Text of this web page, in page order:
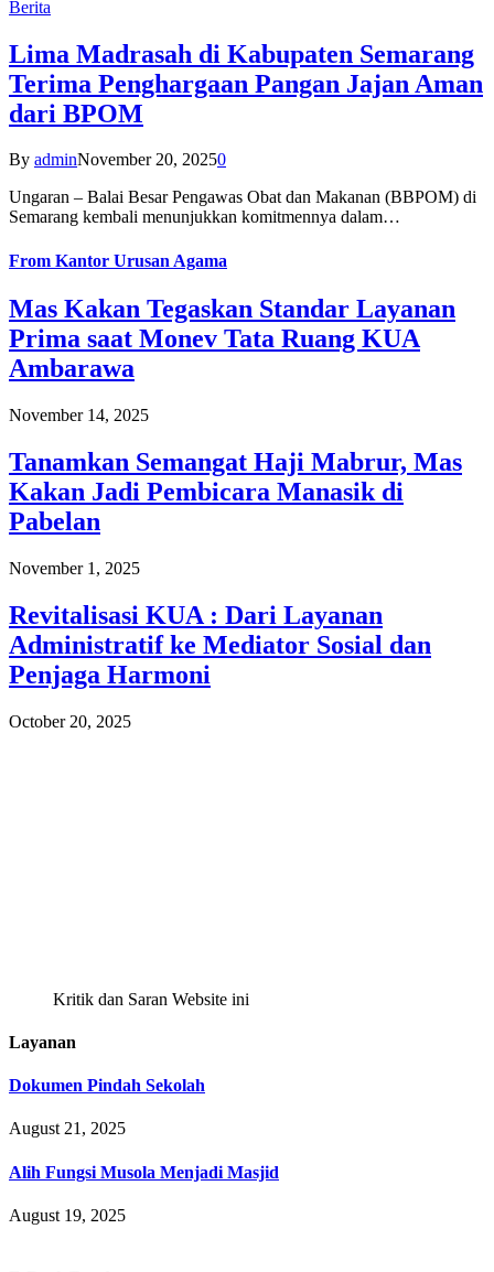
Berita
Lima Madrasah di Kabupaten Semarang
Terima Penghargaan Pangan Jajan Aman
dari BPOM
By adminNovember 20, 20250
Ungaran – Balai Besar Pengawas Obat dan Makanan (BBPOM) di
Semarang kembali menunjukkan komitmennya dalam…
From Kantor Urusan Agama
Mas Kakan Tegaskan Standar Layanan
Prima saat Monev Tata Ruang KUA
Ambarawa
November 14, 2025
Tanamkan Semangat Haji Mabrur, Mas
Kakan Jadi Pembicara Manasik di
Pabelan
November 1, 2025
Revitalisasi KUA : Dari Layanan
Administratif ke Mediator Sosial dan
Penjaga Harmoni
October 20, 2025
Kritik dan Saran Website ini
Layanan
Dokumen Pindah Sekolah
August 21, 2025
Alih Fungsi Musola Menjadi Masjid
August 19, 2025